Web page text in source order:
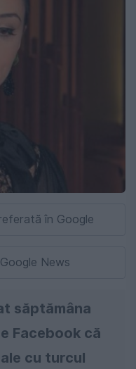
în Google
News
săptămâna
Facebook că
cu turcul